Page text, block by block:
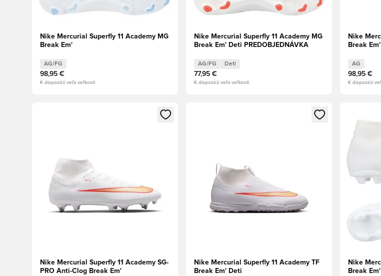
Nike Mercurial Superfly 11 Academy MG
Break Em'
AG/FG
98,95 €
K dispozícii veľa veľkostí
Nike Mercurial Superfly 11 Academy MG
Break Em' Deti PREDOBJEDNÁVKA
AG/FG Deti
77,95 €
K dispozícii veľa veľkostí
Nike
Break
AG
98,95 €
K dispozícii
Otvorí modál na prihlásenie alebo registráciu ako člen
Nike Mercurial Superfly 11 Academy SG-
PRO Anti-Clog Break Em'
Otvorí modál na prihlásenie alebo registráciu ako člen
Nike Mercurial Superfly 11 Academy TF
Break Em' Deti
Otvorí
Nike
Break Em'